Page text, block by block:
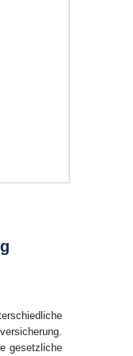
gesetzliche